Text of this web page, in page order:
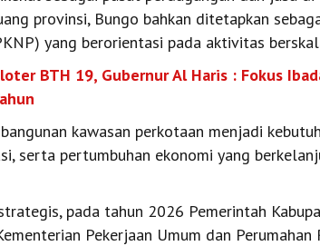
provinsi, Bungo bahkan ditetapkan
yang berorientasi pada aktivitas
BTH 19, Gubernur Al Haris : Fokus
kawasan perkotaan menjadi
serta pertumbuhan ekonomi yang
pada tahun 2026 Pemerintah
Pekerjaan Umum dan